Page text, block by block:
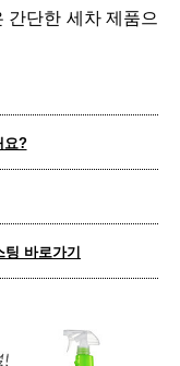
간단한 세차 제품으
요?
바로가기